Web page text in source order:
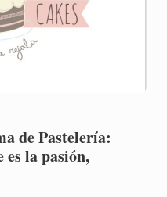
de Pastelería:
es la pasión,